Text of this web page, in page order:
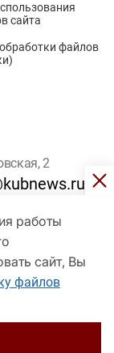
работы
сайт, Вы
файлов
сайта
файлов
2
лет
Федеральной
технологий
О. Ю.